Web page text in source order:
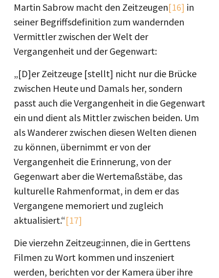
Martin Sabrow macht den Zeitzeugen[16] in
seiner Begriffsdefinition zum wandernden
Vermittler zwischen der Welt der
Vergangenheit und der Gegenwart:
„[D]er Zeitzeuge [stellt] nicht nur die Brücke
zwischen Heute und Damals her, sondern
passt auch die Vergangenheit in die Gegenwart
ein und dient als Mittler zwischen beiden. Um
als Wanderer zwischen diesen Welten dienen
zu können, übernimmt er von der
Vergangenheit die Erinnerung, von der
Gegenwart aber die Wertemaßstäbe, das
kulturelle Rahmenformat, in dem er das
Vergangene memoriert und zugleich
aktualisiert.“[17]
Die vierzehn Zeitzeug:innen, die in Gerttens
Filmen zu Wort kommen und inszeniert
werden, berichten vor der Kamera über ihre